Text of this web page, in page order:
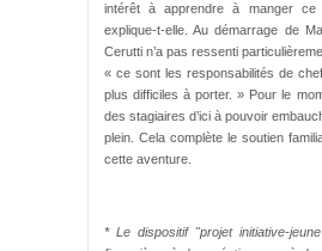
intérêt à apprendre à manger
explique-t-elle. Au démarrage de
Cerutti n’a pas ressenti
« ce sont les responsabilités de
plus difficiles à porter. » Pour le
des stagiaires d’ici à pouvoir
plein. Cela complète le soutien
cette aventure.
* Le dispositif "projet initiative-